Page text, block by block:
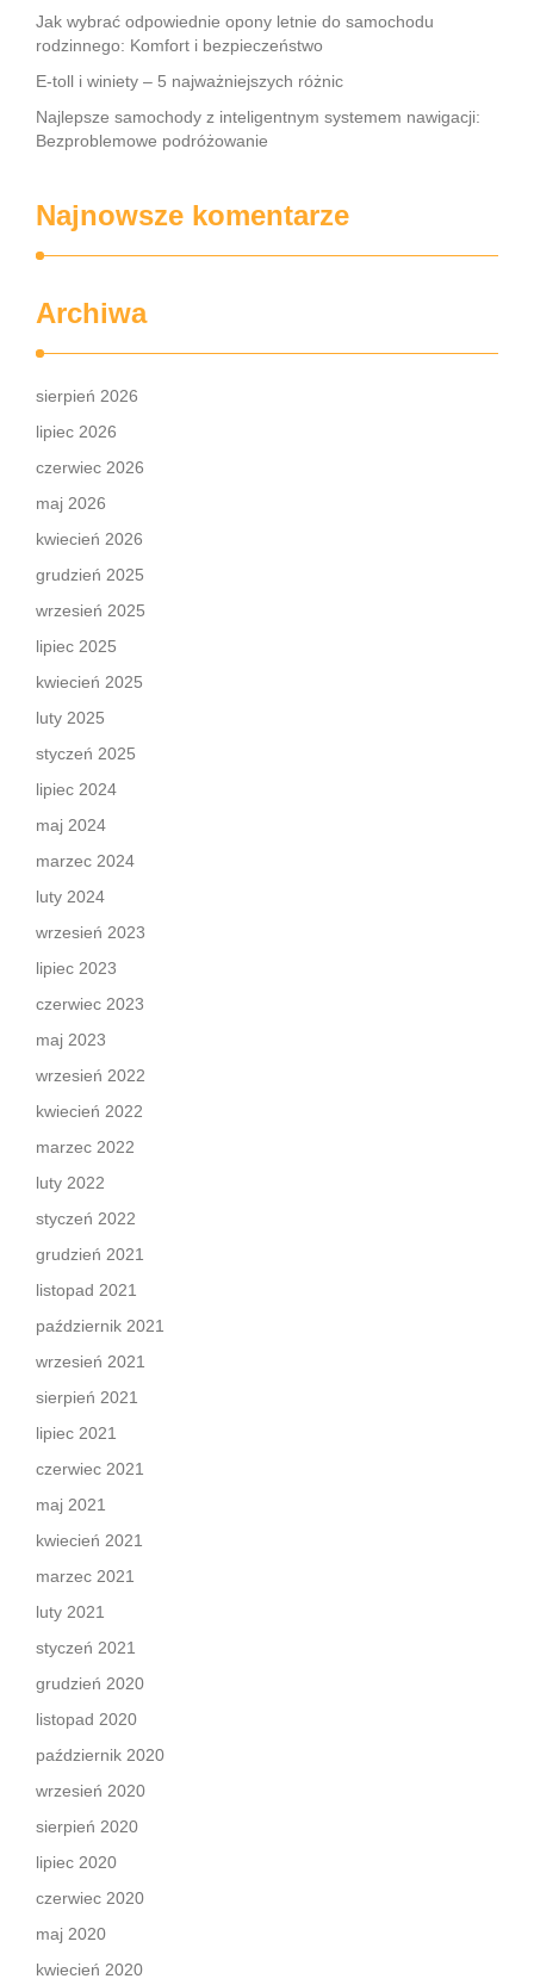
Jak wybrać odpowiednie opony letnie do samochodu
rodzinnego: Komfort i bezpieczeństwo
E-toll i winiety – 5 najważniejszych różnic
Najlepsze samochody z inteligentnym systemem nawigacji:
Bezproblemowe podróżowanie
Najnowsze komentarze
Archiwa
sierpień 2026
lipiec 2026
czerwiec 2026
maj 2026
kwiecień 2026
grudzień 2025
wrzesień 2025
lipiec 2025
kwiecień 2025
luty 2025
styczeń 2025
lipiec 2024
maj 2024
marzec 2024
luty 2024
wrzesień 2023
lipiec 2023
czerwiec 2023
maj 2023
wrzesień 2022
kwiecień 2022
marzec 2022
luty 2022
styczeń 2022
grudzień 2021
listopad 2021
październik 2021
wrzesień 2021
sierpień 2021
lipiec 2021
czerwiec 2021
maj 2021
kwiecień 2021
marzec 2021
luty 2021
styczeń 2021
grudzień 2020
listopad 2020
październik 2020
wrzesień 2020
sierpień 2020
lipiec 2020
czerwiec 2020
maj 2020
kwiecień 2020